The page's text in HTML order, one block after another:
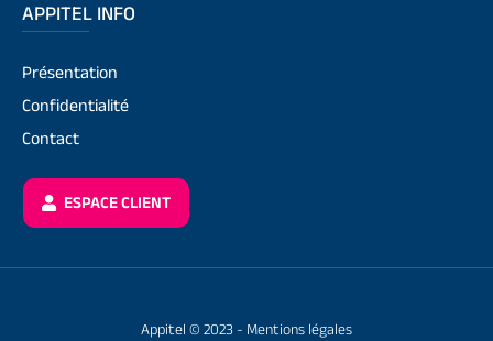
APPITEL INFO
Présentation
Confidentialité
Contact
ESPACE CLIENT
Appitel © 2023 - Mentions légales